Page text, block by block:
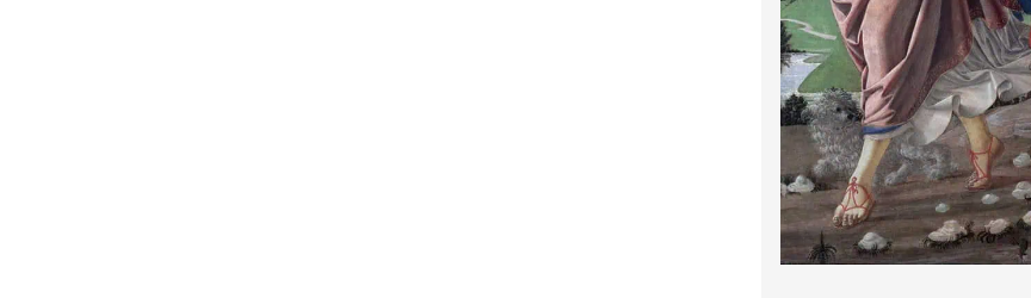
پل سزان